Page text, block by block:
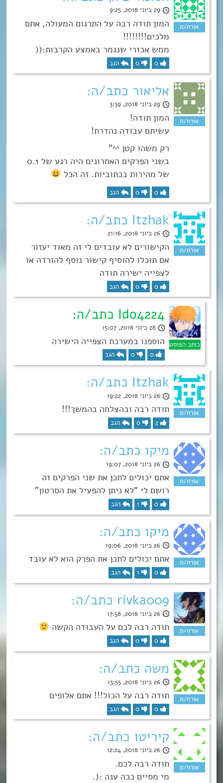
29 ביוני 2018, 9:25
המון תודה רבה על התרגום המעולה, אתם
מלכים!!!!!!!!
ממש אכזרי שנגמר באמצע הקרבות:((
0
0 הגב
אליאור כתב/ה:
29 ביוני 2018, 3:39
המון תודה!
עשיתם עבודה נהדרת!
רק משהו קטן ^^”
בשני הפרקים האחרונים היה רגע של 0.1
של מהירות בכתוביות. זה הכל
0
0 הגב
Itzhak כתב/ה:
26 ביוני 2018, 21:16
הקישורים לא עובדים לי זה מאוד יעזור
אם תוכלו להוסיף קישור נוסף להורדה או
לצפייה ישירה תודה
0
0 הגב
Ido4224 כתב/ה:
28 ביוני 2018, 15:07
הוספנו במערכת הצפייה הישירה
0
0 הגב
Itzhak כתב/ה:
26 ביוני 2018, 19:22
תודה רבה ובהצלחה בהמשך!!!
2
0 הגב
מיקו כתב/ה:
26 ביוני 2018, 19:07
אתם יכולים לתכן את שני הפרקים זה
רושם לי “לא ניתן להפעיל את הסרטון”
0
1 הגב
מיקו כתב/ה:
26 ביוני 2018, 19:06
אתם יכולים לתכן את הפרק הוא לא עובד
0
1 הגב
rivka009 כתב/ה:
26 ביוני 2018, 17:58
תודה רבה לכם על העבודה הקשה
0
0 הגב
משה כתב/ה:
26 ביוני 2018, 13:55
תודה רבה על הכול!!! אתם אלופים
0
0 הגב
קיריטו כתב/ה:
26 ביוני 2018, 12:24
תודה רבה לכם.
מי מסיים ככה ענה :(.